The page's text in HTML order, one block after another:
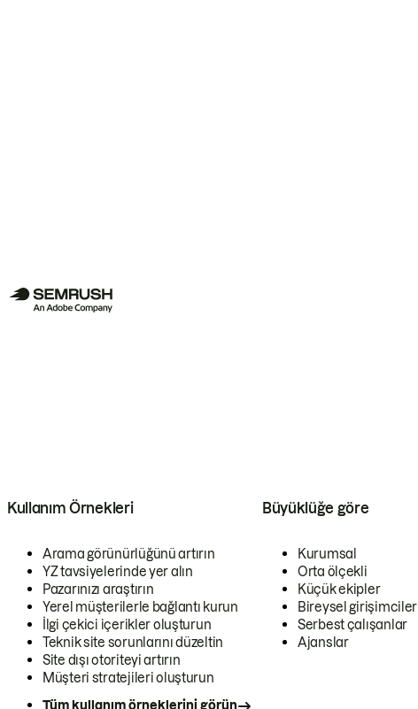
Kullanım Örnekleri
Arama görünürlüğünü artırın
YZ tavsiyelerinde yer alın
Pazarınızı araştırın
Yerel müşterilerle bağlantı kurun
İlgi çekici içerikler oluşturun
Teknik site sorunlarını düzeltin
Site dışı otoriteyi artırın
Müşteri stratejileri oluşturun
Tüm kullanım örneklerini görün
Büyüklüğe göre
Kurumsal
Orta ölçekli
Küçük ekipler
Bireysel girişimciler
Serbest çalışanlar
Ajanslar